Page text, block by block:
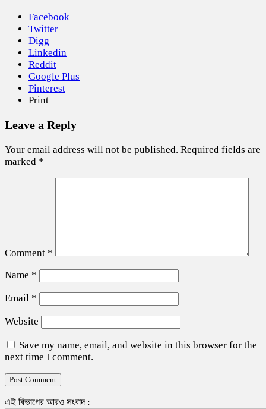
Facebook
Twitter
Digg
Linkedin
Reddit
Google Plus
Pinterest
Print
Leave a Reply
Your email address will not be published. Required fields are
marked *
Comment *
Name *
Email *
Website
Save my name, email, and website in this browser for the
next time I comment.
এই বিভাগের আরও সংবাদ :